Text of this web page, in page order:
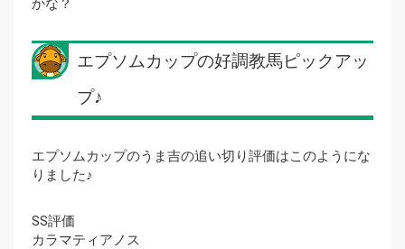
かな？
エプソムカップの好調教馬ピックアッ
プ♪
エプソムカップのうま吉の追い切り評価はこのようにな
りました♪
SS評価
カラマティアノス